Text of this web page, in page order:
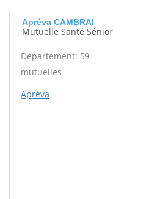
Apréva CAMBRAI
Mutuelle Santé Sénior
Département: 59
mutuelles
Apréva